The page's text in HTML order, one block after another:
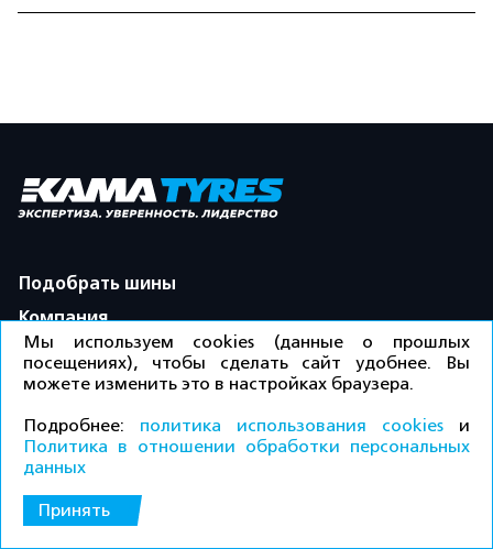
Подобрать шины
Компания
Контакты
Где купить
Продукция
Предприятия
Карта сайта
Мы используем cookies (данные о прошлых
посещениях), чтобы сделать сайт удобнее. Вы
можете изменить это в настройках браузера.
Подробнее: политика использования cookies и
Политика в отношении обработки персональных
данных
Принять